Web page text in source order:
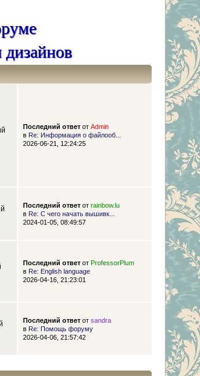
дизайнов
Последний ответот Admin
в Re: Информация о файлооб...
2026-06-21, 12:24:25
Последний ответот rainbow.lu
в Re: С чего начать вышивк...
2024-01-05, 08:49:57
Последний ответот ProfessorPlum
в Re: English language
2026-04-16, 21:23:01
Последний ответот sandra
в Re: Помощь форуму
2026-04-06, 21:57:42